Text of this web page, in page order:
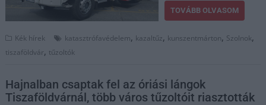
TOVÁBB OLVASOM
Kék hírek katasztrófavédelem, kazaltűz, kunszentmárton, Szolnok,
tiszaföldvár, tűzoltók
Hajnalban csaptak fel az óriási lángok
Tiszaföldvárnál, több város tűzoltóit riasztották